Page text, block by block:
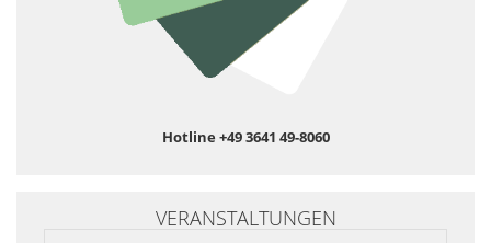
Hotline +49 3641 49-8060
VERANSTALTUNGEN